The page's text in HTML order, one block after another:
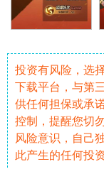
投资有风险，选
下载平台，与第
供任何担保或承
控制，提醒您切
风险意识，自己
此产生的任何投